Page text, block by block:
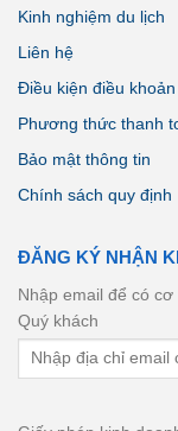
Kinh nghiệm du lịch
Liên hệ
Điều kiện điều khoản
Phương thức thanh
Bảo mật thông tin
Chính sách quy định
ĐĂNG KÝ NHẬN
Nhập email để có
Quý khách